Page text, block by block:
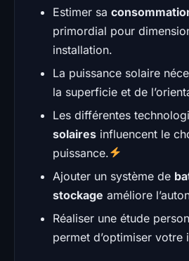
Estimer sa
primordial pour
installation.
La puissance solaire
la superficie et de
Les différentes
solaires influencent le
puissance.
Ajouter un système de
stockage améliore
Réaliser une étude
permet d’optimiser votre